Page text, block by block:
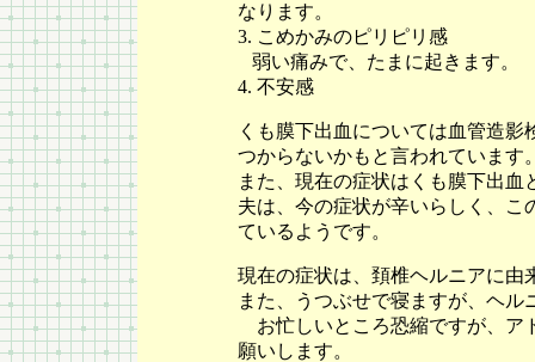
なります。
3. こめかみのピリピリ感
弱い痛みで、たまに起きます。
4. 不安感
くも膜下出血については血管造
つからないかもと言われています
また、現在の症状はくも膜下出血
夫は、今の症状が辛いらしく、こ
ているようです。
現在の症状は、頚椎ヘルニアに由
また、うつぶせで寝ますが、ヘル
お忙しいところ恐縮ですが、ア
願いします。